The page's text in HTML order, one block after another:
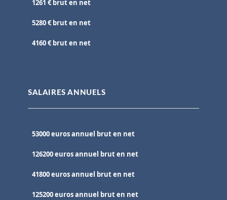
1261 € brut en net
5280 € brut en net
4160 € brut en net
SALAIRES ANNUELS
53000 euros annuel brut en net
126200 euros annuel brut en net
41800 euros annuel brut en net
125200 euros annuel brut en net